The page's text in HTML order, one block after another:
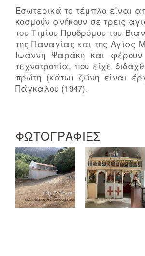
Εσωτερικά το τέμπλο είναι
κοσμούν ανήκουν σε τρεις
του Τιμίου Προδρόμου του
της Παναγίας και της Αγίας
Ιωάννη Ψαράκη και
τεχνοτροπία, που είχε
πρώτη (κάτω) ζώνη είναι
Πάγκαλου (1947).
ΦΩΤΟΓΡΑΦΙΕΣ